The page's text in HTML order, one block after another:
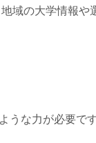
域の大学情報や
うな力が必要です